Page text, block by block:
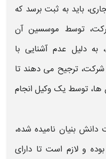
باید به ثبت برسد که
توسط موسسین آن
به دلیل عدم آشنایی با
شرکت، ترجیح می دهند تا
ها، توسط یک وکیل انجام
بنیان نامیده شده،
و لازم است تا دارای